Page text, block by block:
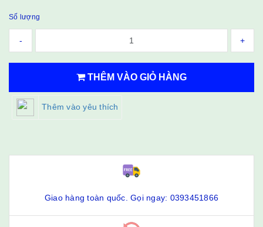
Số lượng
- +
THÊM VÀO GIỎ HÀNG
Thêm vào yêu thích
Giao hàng toàn quốc. Gọi ngay: 0393451866